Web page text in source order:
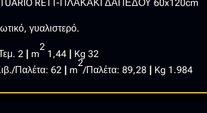
RETT-ΠΛΑΚΑΚΙ ΔΑΠΕΔΟΥ 60x120cm
γυαλιστερό.
2 m
2
1,44
Kg 32
Παλέτα: 62 m
2
/Παλέτα: 89,28 Kg 1.984